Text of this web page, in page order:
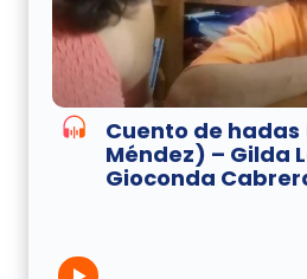
Cuento de
Méndez) – Gilda
Gioconda